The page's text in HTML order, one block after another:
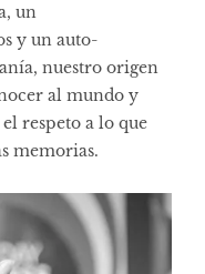
un
y un auto-
nuestro origen
al mundo y
respeto a lo que
memorias.